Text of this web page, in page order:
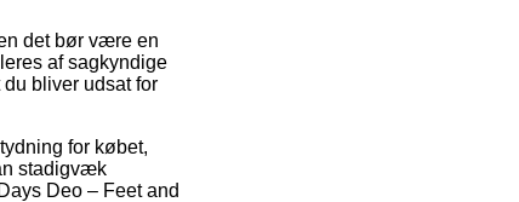
det bør være en
af sagkyndige
bliver udsat for
for købet,
stadigvæk
Deo – Feet and